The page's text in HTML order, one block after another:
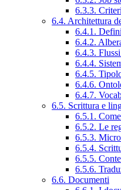
6.3.3.
6.4. Architettura
6.4.1.
6.4.2.
6.4.3.
6.4.4.
6.4.5.
6.4.6.
6.4.7.
6.5. Scrittura e
6.5.1.
6.5.2. Le
6.5.3.
6.5.4.
6.5.5.
6.5.6.
6.6. Documenti